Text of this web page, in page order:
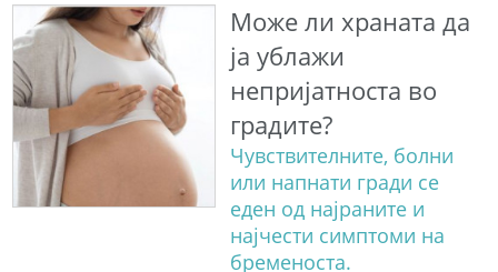
Може ли храната да
ја ублажи
непријатноста во
градите?
Чувствителните, болни
или напнати гради се
еден од најраните и
најчести симптоми на
бременоста.